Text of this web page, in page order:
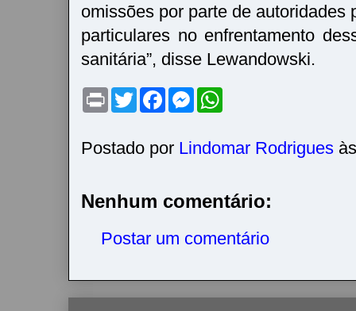
omissões por parte de autoridades
particulares no enfrentamento
sanitária”, disse Lewandowski.
P
t
T
w
t
e
F
a
b
o
M
e
e
n
r
s
A
Postado por Lindomar Rodrigues
Nenhum comentário:
Postar um comentário